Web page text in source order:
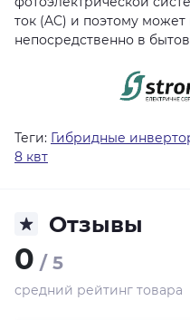
ток (AC) и поэтому может
непосредственно в
Теги: Гибридные
8 квт
Отзывы
0 / 5
средний рейтинг товара